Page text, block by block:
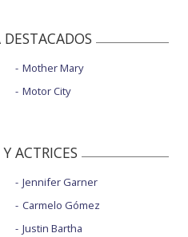
Mother Mary
Motor City
ACTRICES
Jennifer Garner
Carmelo Gómez
Justin Bartha